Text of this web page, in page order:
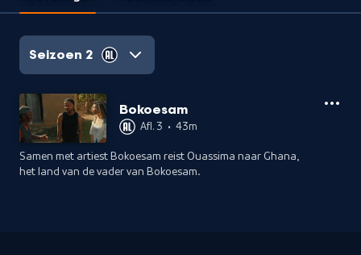
Seizoen 2
Bokoesam
Afl. 3 • 43m
Samen met artiest Bokoesam reist Ouassima naar Ghana,
het land van de vader van Bokoesam.